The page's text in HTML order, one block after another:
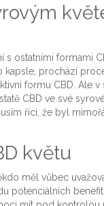
s ostatními formami
kapsle, prochází
formu CBD. Ale
CBD ve své
říci, že byl
květu
měl vůbec
potenciálních